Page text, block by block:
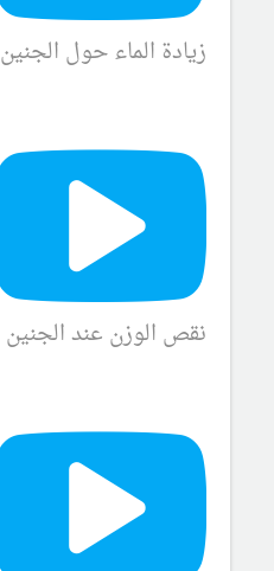
زيادة الماء حول الجنين
نقص الوزن عند الجنين